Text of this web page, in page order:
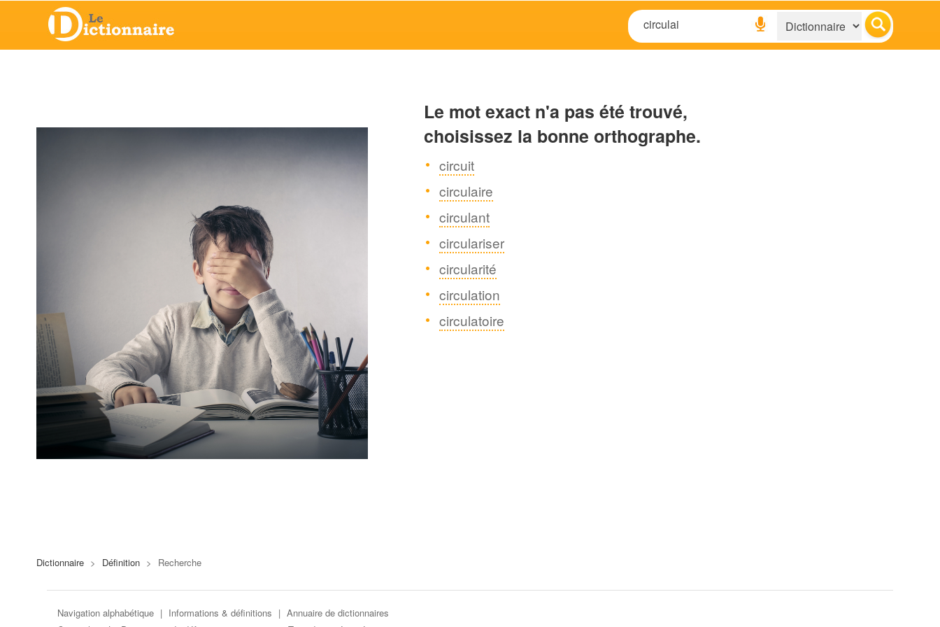
Le mot exact n'a pas été trouvé,
choisissez la bonne orthographe.
circuit
circulaire
circulant
circulariser
circularité
circulation
circulatoire
Dictionnaire > Définition > Recherche
Navigation alphabétique | Informations & définitions | Annuaire de dictionnaires